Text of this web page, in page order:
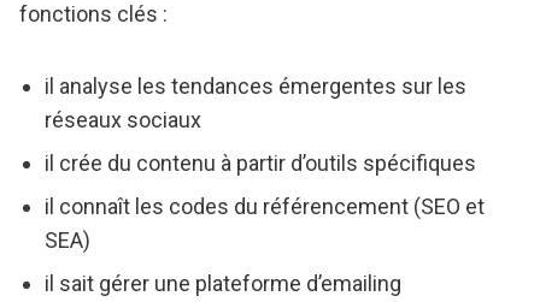
fonctions clés :
il analyse les tendances émergentes sur les
réseaux sociaux
il crée du contenu à partir d’outils spécifiques
il connaît les codes du référencement (SEO et
SEA)
il sait gérer une plateforme d’emailing